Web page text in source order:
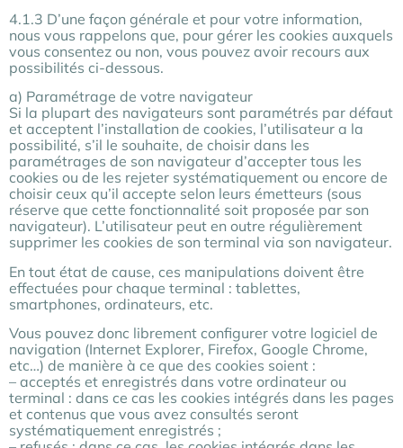
4.1.3 D’une façon générale et pour votre information,
nous vous rappelons que, pour gérer les cookies auxquels
vous consentez ou non, vous pouvez avoir recours aux
possibilités ci-dessous.
a) Paramétrage de votre navigateur
Si la plupart des navigateurs sont paramétrés par défaut
et acceptent l’installation de cookies, l’utilisateur a la
possibilité, s’il le souhaite, de choisir dans les
paramétrages de son navigateur d’accepter tous les
cookies ou de les rejeter systématiquement ou encore de
choisir ceux qu’il accepte selon leurs émetteurs (sous
réserve que cette fonctionnalité soit proposée par son
navigateur). L’utilisateur peut en outre régulièrement
supprimer les cookies de son terminal via son navigateur.
En tout état de cause, ces manipulations doivent être
effectuées pour chaque terminal : tablettes,
smartphones, ordinateurs, etc.
Vous pouvez donc librement configurer votre logiciel de
navigation (Internet Explorer, Firefox, Google Chrome,
etc…) de manière à ce que des cookies soient :
– acceptés et enregistrés dans votre ordinateur ou
terminal : dans ce cas les cookies intégrés dans les pages
et contenus que vous avez consultés seront
systématiquement enregistrés ;